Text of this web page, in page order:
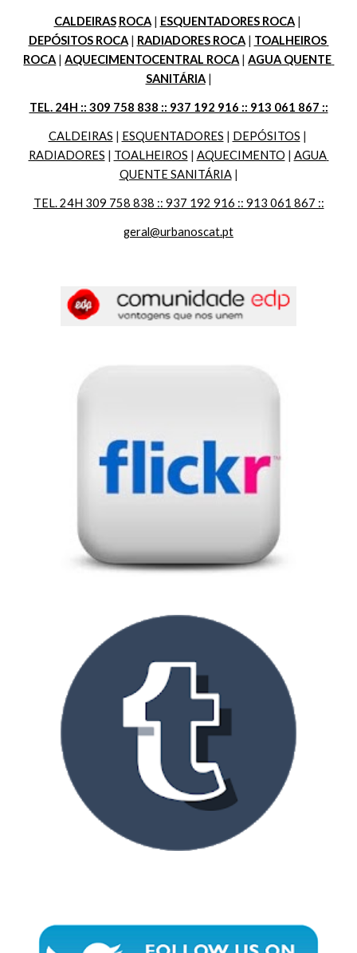
CALDEIRAS ROCA | ESQUENTADORES ROCA
DEPÓSITOS ROCA | RADIADORES ROCA | TOALHEIROS
ROCA | AQUECIMENTOCENTRAL ROCA | AGUA QUENTE
SANITÁRIA |
TEL. 24H :: 309 758 838 :: 937 192 916 :: 913 061 867 ::
CALDEIRAS | ESQUENTADORES | DEPÓSITOS
RADIADORES | TOALHEIROS | AQUECIMENTO | AGUA
QUENTE SANITÁRIA |
TEL. 24H 309 758 838 :: 937 192 916 :: 913 061 867 ::
geral@urbanoscat.pt